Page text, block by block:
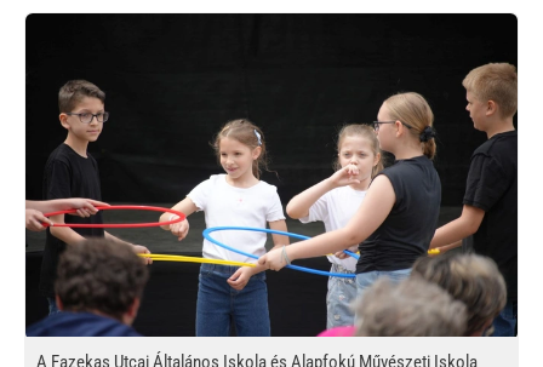
Kép
A Fazekas Utcai Általános Iskola és Alapfokú Művészeti Iskola